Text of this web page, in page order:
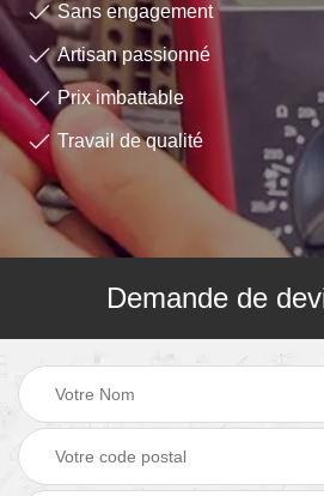
Sans engagement
Artisan passionné
Prix imbattable
Travail de qualité
Demande de